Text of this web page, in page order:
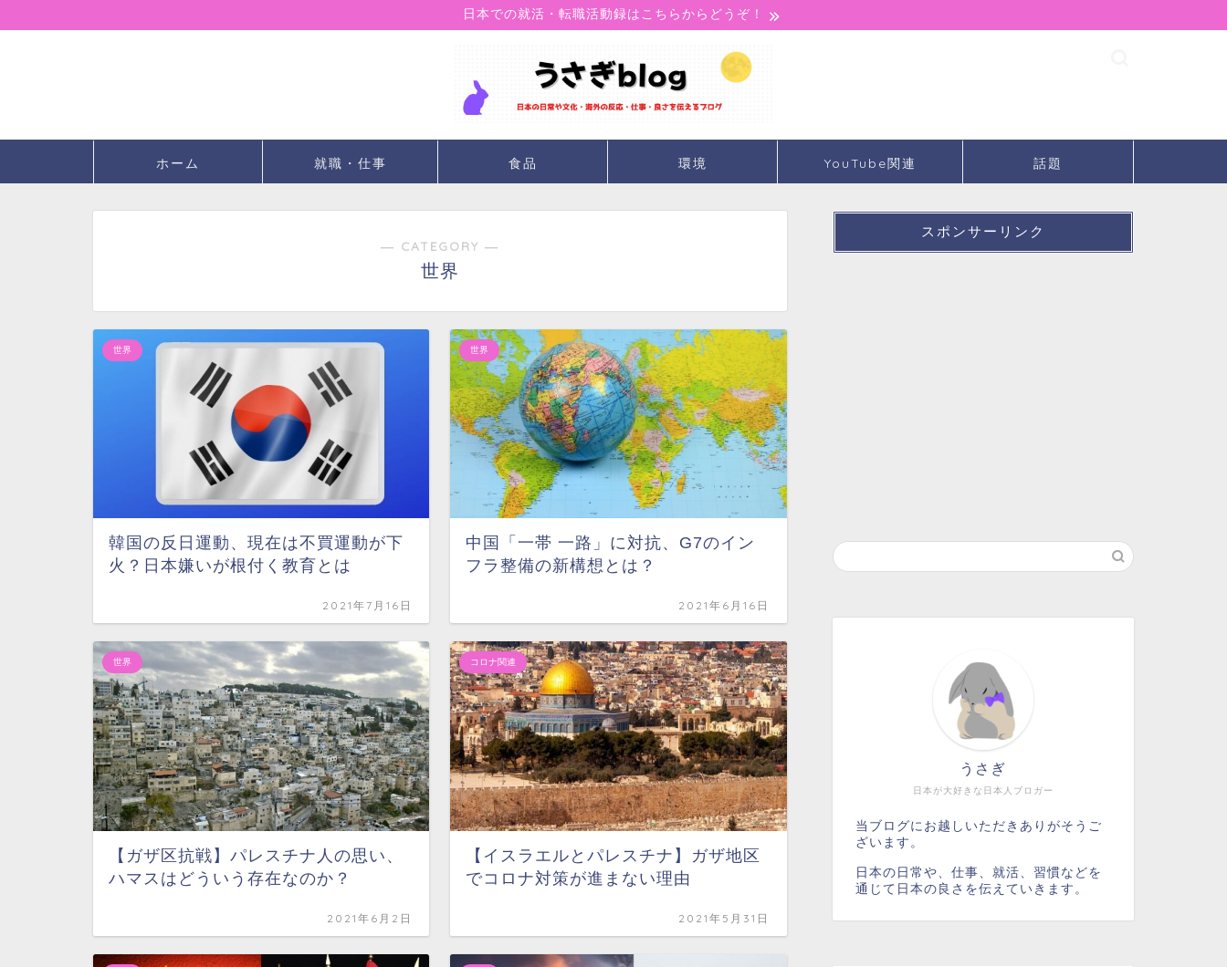
日本での就活・転職活動録はこちらからどうぞ！
ホーム 就職・仕事 食品 環境 YouTube関連 話題
― CATEGORY ―
世界
世界
韓国の反日運動、現在は不買運動が下
火？日本嫌いが根付く教育とは
2021年7月16日
世界
中国「一帯 一路」に対抗、G7のイン
フラ整備の新構想とは？
2021年6月16日
世界
【ガザ区抗戦】パレスチナ人の思い、
ハマスはどういう存在なのか？
2021年6月2日
コロナ関連
【イスラエルとパレスチナ】ガザ地区
でコロナ対策が進まない理由
2021年5月31日
スポンサーリンク
日本が大好きな日本人ブロガー
うさぎ
当ブログにお越しいただきありがそうご
ざいます。
日本の日常や、仕事、就活、習慣などを
通じて日本の良さを伝えていきます。